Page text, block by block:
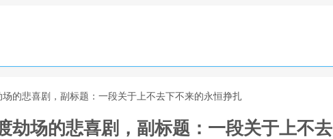
的悲喜剧，副标题：一段关于上不去下不来的永恒挣扎
劫场的悲喜剧，副标题：一段关于上不去